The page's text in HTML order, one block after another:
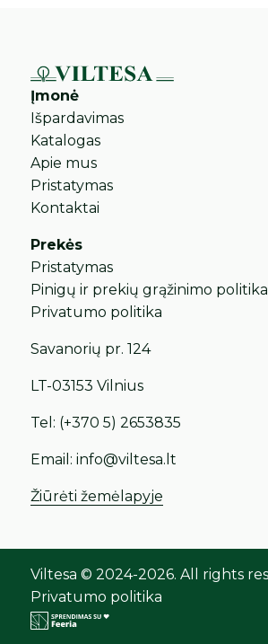
Įmonė
Išpardavimas
Katalogas
Apie mus
Pristatymas
Kontaktai
Prekės
Pristatymas
Pinigų ir prekių grąžinimo politika
Privatumo politika
Savanorių pr. 124
LT-03153 Vilnius
Tel: (+370 5) 2653835
Email:info@viltesa.lt
Žiūrėti žemėlapyje
Viltesa © 2024-2026. All rights
Privatumo politika